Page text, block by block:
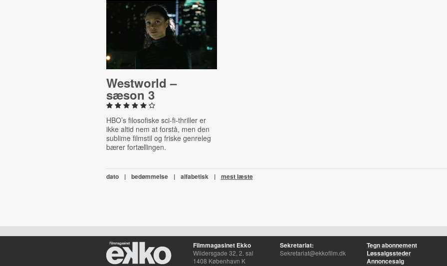
Westworld –
sæson 3
HBO’s filosofiske sci-fi-thriller er
ikke altid nem at forstå, men den
sublime filmstil og friske genreleg
bærer fortællingen.
dato | bedømmelse | alfabetisk | mest læste
Filmmagasinet Ekko
Wildersgade 32, 2. sal
1408 København K
Sekretariat:
Sekretariat@ekkofilm.dk
Tegn abonnement
Løssalgssteder
Annoncesalg